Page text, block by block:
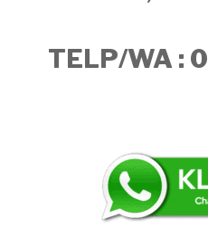
TELP/WA :